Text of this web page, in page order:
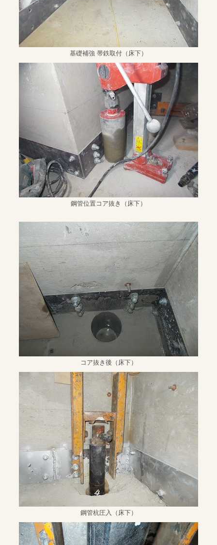
基礎補強 帯鉄取付（床下）
鋼管位置コア抜き（床下）
コア抜き後（床下）
鋼管杭圧入（床下）